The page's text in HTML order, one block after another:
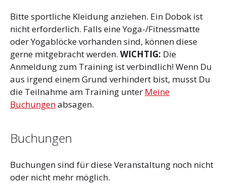
Bitte sportliche Kleidung anziehen. Ein Dobok ist
nicht erforderlich. Falls eine Yoga-/Fitnessmatte
oder Yogablöcke vorhanden sind, können diese
gerne mitgebracht werden. WICHTIG: Die
Anmeldung zum Training ist verbindlich! Wenn Du
aus irgend einem Grund verhindert bist, musst Du
die Teilnahme am Training unter Meine
Buchungenabsagen.
Buchungen
Buchungen sind für diese Veranstaltung noch nicht
oder nicht mehr möglich.